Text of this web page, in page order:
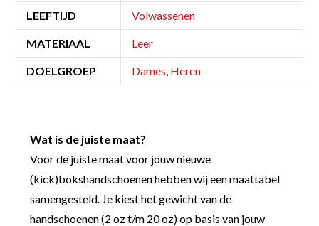
LEEFTIJD Volwassenen
MATERIAAL Leer
DOELGROEP Dames Heren
Wat is de juiste maat?
Voor de juiste maat voor jouw nieuwe
(kick)bokshandschoenen hebben wij een maattabel
samengesteld. Je kiest het gewicht van de
handschoenen (2 oz t/m 20 oz) op basis van jouw